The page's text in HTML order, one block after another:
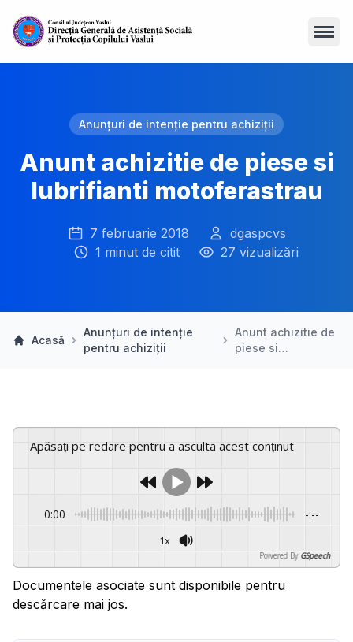
Anunțuri de intenție pentru achiziții
Anunt achizitie de piese si
lubrifianti motoferastrau
7 februarie 2018
dgaspcvs
1 minut de citit
27 vizualizări
Acasă
Anunțuri de intenție
pentru achiziții
Anunt achizitie de
piese si…
Apăsați pe redare pentru a asculta acest conținut
0:00 -:--
1x
Powered By GSpeech
Documentele asociate sunt disponibile pentru
descărcare mai jos.